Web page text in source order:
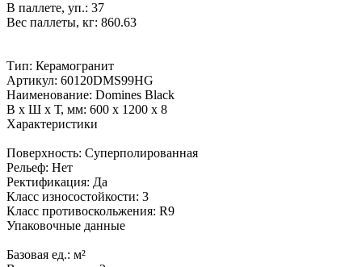
В паллете, уп.: 37
Вес паллеты, кг: 860.63
Тип: Керамогранит
Артикул: 60120DMS99HG
Наименование: Domines Black
В x Ш x Т, мм: 600 x 1200 x 8
Характеристики
Поверхность: Суперполированная
Рельеф: Нет
Ректификация: Да
Класс износостойкости: 3
Класс противоскольжения: R9
Упаковочные данные
Базовая ед.: м²